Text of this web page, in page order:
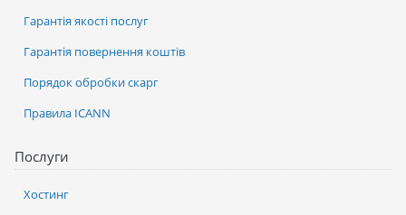
Послуги
Хостинг
Гарантія якості послуг
Гарантія повернення коштів
Порядок обробки скарг
Правила ICANN